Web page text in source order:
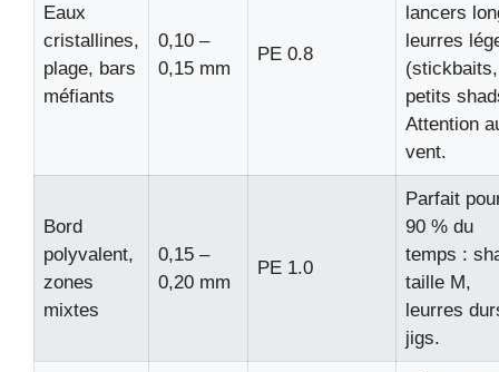
Eaux
cristallines,
plage, bars
méfiants
0,10 –
0,15 mm
PE 0.8
lancers
leurres
(stickbaits,
petits
Attention
vent.
Bord
polyvalent,
zones
mixtes
0,15 –
0,20 mm
PE 1.0
Parfait
90 % du
temps :
taille M,
leurres
jigs.